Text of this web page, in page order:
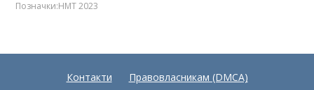
Позначки:НМТ 2023
Контакти Правовласникам (DMCA)